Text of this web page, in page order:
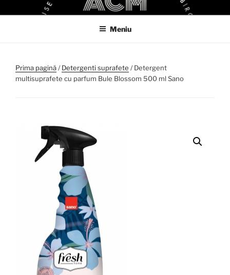
la
ACM
ACM VIRTUAL SHOP
Meniu
Prima pagină/Detergenti suprafete / Detergent
multisuprafete cu parfum Bule Blossom 500 ml Sano